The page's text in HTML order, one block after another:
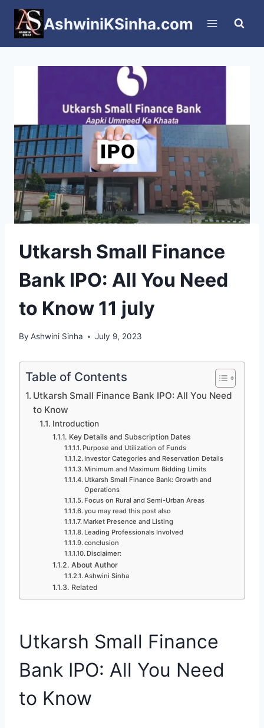
Skip
content
AshwiniKSinha.com
Utkarsh Small Finance
Bank IPO: All You Need
to Know 11 july
By Ashwini Sinha July 9, 2023
Table of Contents
Utkarsh Small Finance Bank IPO: All You Need
to Know
Introduction
Key Details and Subscription Dates
Purpose and Utilization of Funds
Investor Categories and Reservation Details
Minimum and Maximum Bidding Limits
Utkarsh Small Finance Bank: Growth and
Operations
Focus on Rural and Semi-Urban Areas
you may read this post also
Market Presence and Listing
Leading Professionals Involved
conclusion
Disclaimer:
About Author
Ashwini Sinha
Related
Utkarsh Small Finance
Bank IPO: All You Need
to Know